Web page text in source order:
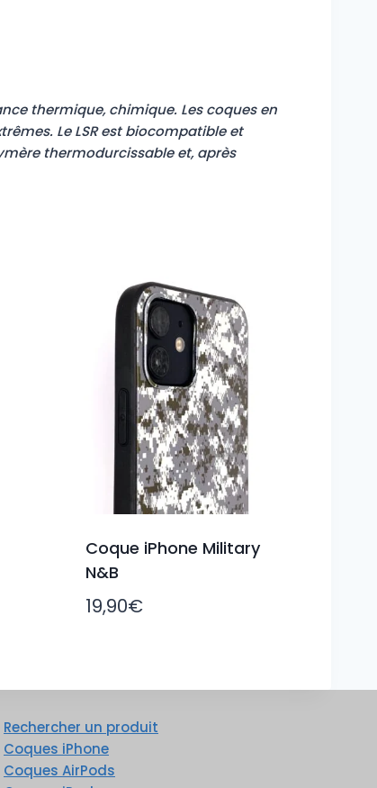
thermique, chimique. Les coques en
Le LSR est biocompatible et
thermodurcissable et, après
Coque iPhone Military
N&B
19,90€
Rechercher un produit
Coques iPhone
Coques AirPods